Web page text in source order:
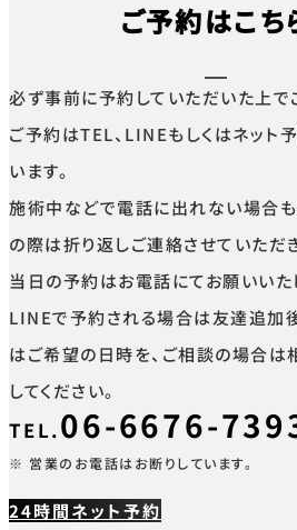
ご予約はこち
必ず事前に予約していただいた上で
ご予約はTEL、LINEもしくはネット
います。
施術中などで電話に出れない場合も
の際は折り返しご連絡させていただ
当日の予約はお電話にてお願いいた
LINEで予約される場合は友達追加
はご希望の日時を、ご相談の場合は
してください。
TEL.06-6676-
※ 営業のお電話はお断りしています。
24時間ネット予約